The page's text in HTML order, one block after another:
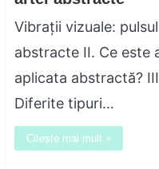
Vibrații vizuale:
abstracte II. Ce este
aplicata abstractă?
Diferite tipuri…
Citește mai mult »